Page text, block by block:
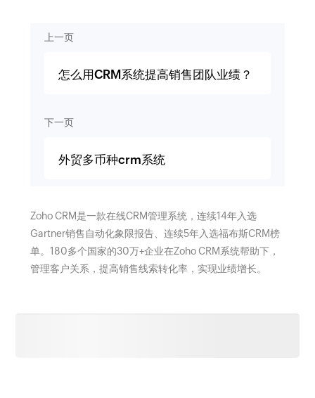
上一页
怎么用CRM系统提高销售团队业绩？
下一页
外贸多币种crm系统
Zoho CRM是一款在线CRM管理系统，连续14年入选
Gartner销售自动化象限报告、连续5年入选福布斯CRM榜
单。180多个国家的30万+企业在Zoho CRM系统帮助下，
管理客户关系，提高销售线索转化率，实现业绩增长。